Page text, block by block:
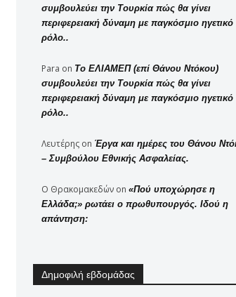
συμβουλεύει την Τουρκία πώς θα γίνει
περιφερειακή δύναμη με παγκόσμιο ηγετικό
ρόλο..
Para on Το ΕΛΙΑΜΕΠ (επί Θάνου Ντόκου)
συμβουλεύει την Τουρκία πώς θα γίνει
περιφερειακή δύναμη με παγκόσμιο ηγετικό
ρόλο..
Λευτέρης on Έργα και ημέρες του Θάνου
– Συμβούλου Εθνικής Ασφαλείας.
Ο Θρακομακεδών on «Πού υποχώρησε η
Ελλάδα;» ρωτάει ο πρωθυπουργός. Ιδού η
απάντηση:
Δημοφιλή εβδομάδας